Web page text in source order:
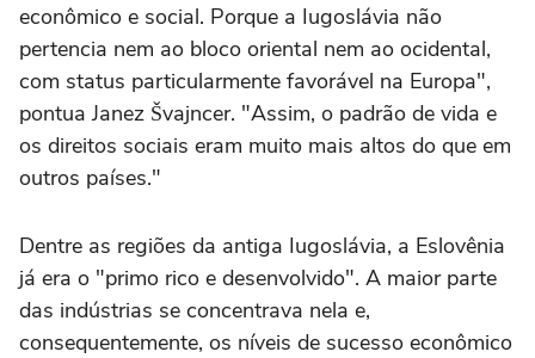
econômico e social. Porque a Iugoslávia não
pertencia nem ao bloco oriental nem ao ocidental,
com status particularmente favorável na Europa",
pontua Janez Švajncer. "Assim, o padrão de vida e
os direitos sociais eram muito mais altos do que em
outros países."
Dentre as regiões da antiga Iugoslávia, a Eslovênia
já era o "primo rico e desenvolvido". A maior parte
das indústrias se concentrava nela e,
consequentemente, os níveis de sucesso econômico